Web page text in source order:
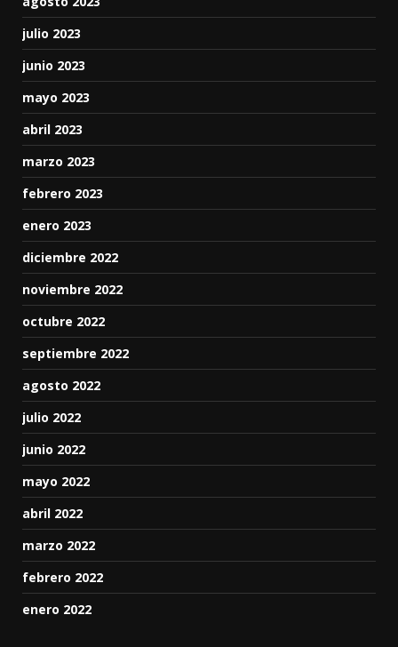
julio 2023
junio 2023
mayo 2023
abril 2023
marzo 2023
febrero 2023
enero 2023
diciembre 2022
noviembre 2022
octubre 2022
septiembre 2022
agosto 2022
julio 2022
junio 2022
mayo 2022
abril 2022
marzo 2022
febrero 2022
enero 2022